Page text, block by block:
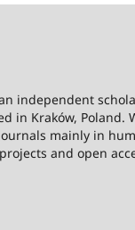
independent
in Kraków, Poland.
mainly in
and open